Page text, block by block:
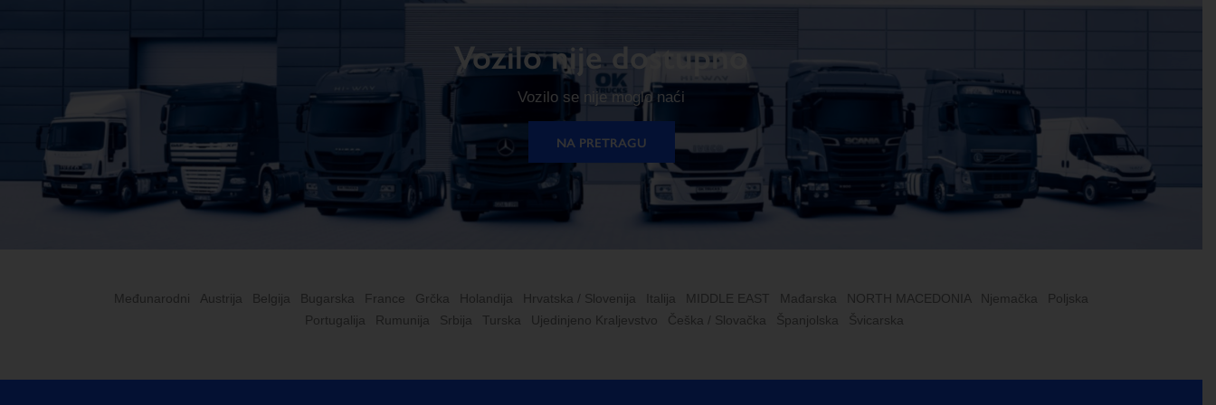
Vozilo nije dostupno
Vozilo se nije moglo naći
NA PRETRAGU
Međunarodni Austrija Belgija Bugarska France Grčka Holandija Hrvatska / Slovenija Italija MIDDLE EAST Mađarska NORTH MACEDONIA Njemačka
Poljska
Portugalija
Rumunija Srbija Turska Ujedinjeno Kraljevstvo Češka / Slovačka Španjolska Švicarska